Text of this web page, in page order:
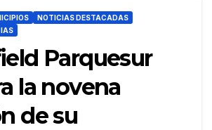
NOTICIAS DESTACADAS
Parquesur
la novena
de su